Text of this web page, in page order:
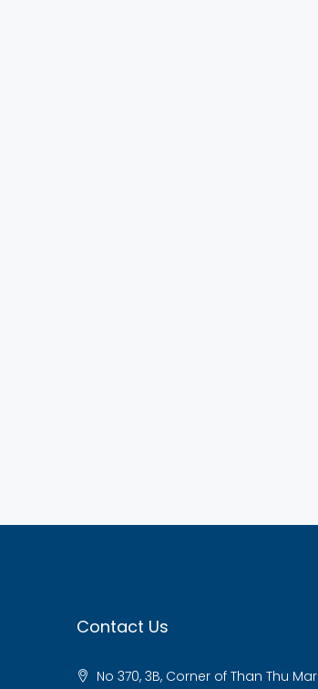
Contact Us
No 370, 3B, Corner of Than Thu Mar